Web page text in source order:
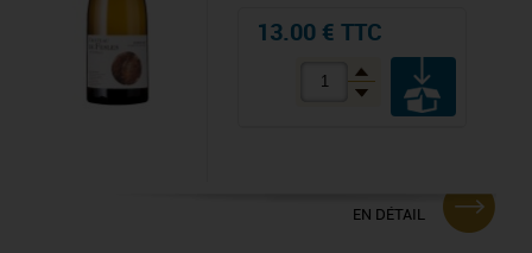
13.00 € TTC
EN DÉTAIL